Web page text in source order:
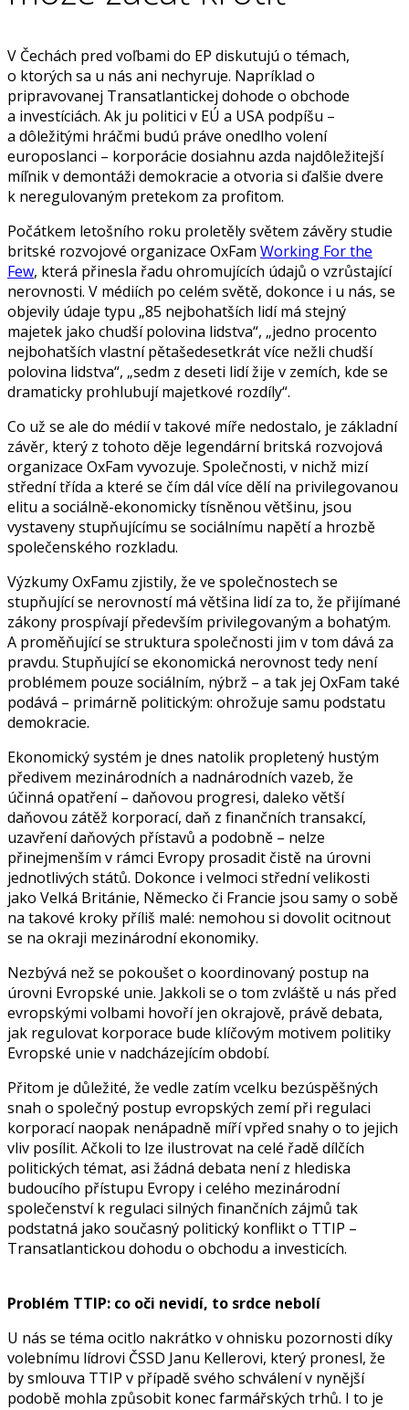
V Čechách pred voľbami do EP diskutujú o témach,
o ktorých sa u nás ani nechyruje. Napríklad o
pripravovanej Transatlantickej dohode o obchode
a investíciách. Ak ju politici v EÚ a USA podpíšu –
a dôležitými hráčmi budú práve onedlho volení
europoslanci – korporácie dosiahnu azda najdôležitejší
míľnik v demontáži demokracie a otvoria si ďalšie dvere
k neregulovaným pretekom za profitom.
Počátkem letošního roku proletěly světem závěry studie
britské rozvojové organizace OxFam Working For the
Few, která přinesla řadu ohromujících údajů o vzrůstající
nerovnosti. V médiích po celém světě, dokonce i u nás, se
objevily údaje typu „85 nejbohatších lidí má stejný
majetek jako chudší polovina lidstva“, „jedno procento
nejbohatších vlastní pětašedesetkrát více nežli chudší
polovina lidstva“, „sedm z deseti lidí žije v zemích, kde se
dramaticky prohlubují majetkové rozdíly“.
Co už se ale do médií v takové míře nedostalo, je základní
závěr, který z tohoto děje legendární britská rozvojová
organizace OxFam vyvozuje. Společnosti, v nichž mizí
střední třída a které se čím dál více dělí na privilegovanou
elitu a sociálně-ekonomicky tísněnou většinu, jsou
vystaveny stupňujícímu se sociálnímu napětí a hrozbě
společenského rozkladu.
Výzkumy OxFamu zjistily, že ve společnostech se
stupňující se nerovností má většina lidí za to, že přijímané
zákony prospívají především privilegovaným a bohatým.
A proměňující se struktura společnosti jim v tom dává za
pravdu. Stupňující se ekonomická nerovnost tedy není
problémem pouze sociálním, nýbrž – a tak jej OxFam také
podává – primárně politickým: ohrožuje samu podstatu
demokracie.
Ekonomický systém je dnes natolik propletený hustým
předivem mezinárodních a nadnárodních vazeb, že
účinná opatření – daňovou progresi, daleko větší
daňovou zátěž korporací, daň z finančních transakcí,
uzavření daňových přístavů a podobně – nelze
přinejmenším v rámci Evropy prosadit čistě na úrovni
jednotlivých států. Dokonce i velmoci střední velikosti
jako Velká Británie, Německo či Francie jsou samy o sobě
na takové kroky příliš malé: nemohou si dovolit ocitnout
se na okraji mezinárodní ekonomiky.
Nezbývá než se pokoušet o koordinovaný postup na
úrovni Evropské unie. Jakkoli se o tom zvláště u nás před
evropskými volbami hovoří jen okrajově, právě debata,
jak regulovat korporace bude klíčovým motivem politiky
Evropské unie v nadcházejícím období.
Přitom je důležité, že vedle zatím vcelku bezúspěšných
snah o společný postup evropských zemí při regulaci
korporací naopak nenápadně míří vpřed snahy o to jejich
vliv posílit. Ačkoli to lze ilustrovat na celé řadě dílčích
politických témat, asi žádná debata není z hlediska
budoucího přístupu Evropy i celého mezinárodní
společenství k regulaci silných finančních zájmů tak
podstatná jako současný politický konflikt o TTIP –
Transatlantickou dohodu o obchodu a investicích.
Problém TTIP: co oči nevidí, to srdce nebolí
U nás se téma ocitlo nakrátko v ohnisku pozornosti díky
volebnímu lídrovi ČSSD Janu Kellerovi, který pronesl, že
by smlouva TTIP v případě svého schválení v nynější
podobě mohla způsobit konec farmářských trhů. I to je